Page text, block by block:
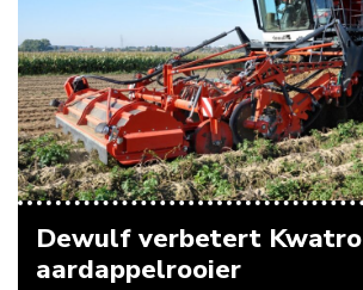
Dewulf verbetert Kwatro
aardappelrooier